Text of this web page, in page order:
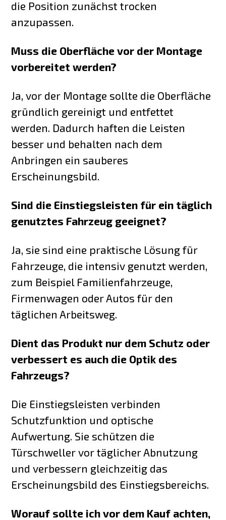
die Position zunächst trocken
anzupassen.
Muss die Oberfläche vor der Montage
vorbereitet werden?
Ja, vor der Montage sollte die Oberfläche
gründlich gereinigt und entfettet
werden. Dadurch haften die Leisten
besser und behalten nach dem
Anbringen ein sauberes
Erscheinungsbild.
Sind die Einstiegsleisten für ein täglich
genutztes Fahrzeug geeignet?
Ja, sie sind eine praktische Lösung für
Fahrzeuge, die intensiv genutzt werden,
zum Beispiel Familienfahrzeuge,
Firmenwagen oder Autos für den
täglichen Arbeitsweg.
Dient das Produkt nur dem Schutz oder
verbessert es auch die Optik des
Fahrzeugs?
Die Einstiegsleisten verbinden
Schutzfunktion und optische
Aufwertung. Sie schützen die
Türschweller vor täglicher Abnutzung
und verbessern gleichzeitig das
Erscheinungsbild des Einstiegsbereichs.
Worauf sollte ich vor dem Kauf achten,